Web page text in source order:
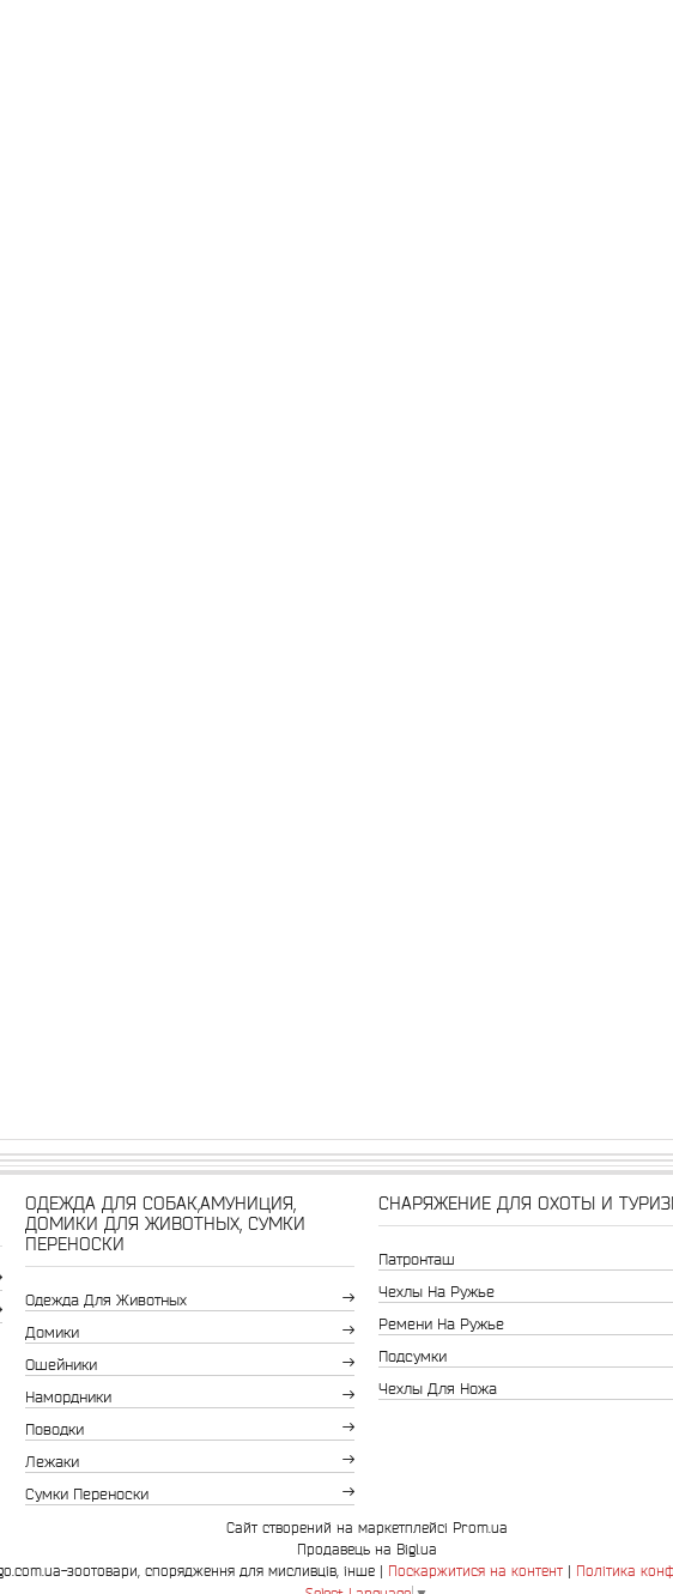
ОДЕЖДА ДЛЯ СОБАК,АМУНИЦИЯ,
ДОМИКИ ДЛЯ ЖИВОТНЫХ, СУМКИ
ПЕРЕНОСКИ
Одежда Для Животных
Домики
Ошейники
Намордники
Поводки
Лежаки
Сумки Переноски
СНАРЯЖЕНИЕ ДЛЯ ОХОТЫ И
Патронташ
Чехлы На Ружье
Ремени На Ружье
Подсумки
Чехлы Для Ножа
Сайт створений на маркетплейсі Prom.ua
Продавець на Bigl.ua
Поскаржитися на контент
Політика